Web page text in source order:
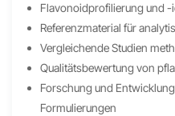
Flavonoidprofilierung und -
Referenzmaterial für
Vergleichende Studien
Qualitätsbewertung von
Forschung und
Formulierungen